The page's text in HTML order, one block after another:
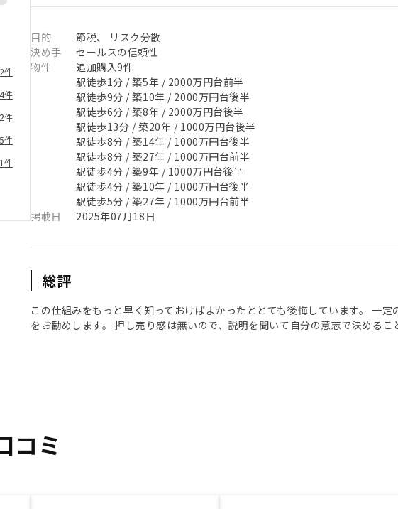
件
件
件
件
1件
目的
節税、 リスク分散
決め手
セールスの信頼性
物件
追加購入9件
駅徒歩1分 / 築5年 / 2000万円台前半
駅徒歩9分 / 築10年 / 2000万円台後半
駅徒歩6分 / 築8年 / 2000万円台後半
駅徒歩13分 / 築20年 / 1000万円台後半
駅徒歩8分 / 築14年 / 1000万円台後半
駅徒歩8分 / 築27年 / 1000万円台前半
駅徒歩4分 / 築9年 / 1000万円台後半
駅徒歩4分 / 築10年 / 1000万円台後半
駅徒歩5分 / 築27年 / 1000万円台前半
掲載日
2025年07月18日
総評
この仕組みをもっと早く知っておけばよかったととても後悔しています。 一
をお勧めします。 押し売り感は無いので、説明を聞いて自分の意志で決めるこ
コミ